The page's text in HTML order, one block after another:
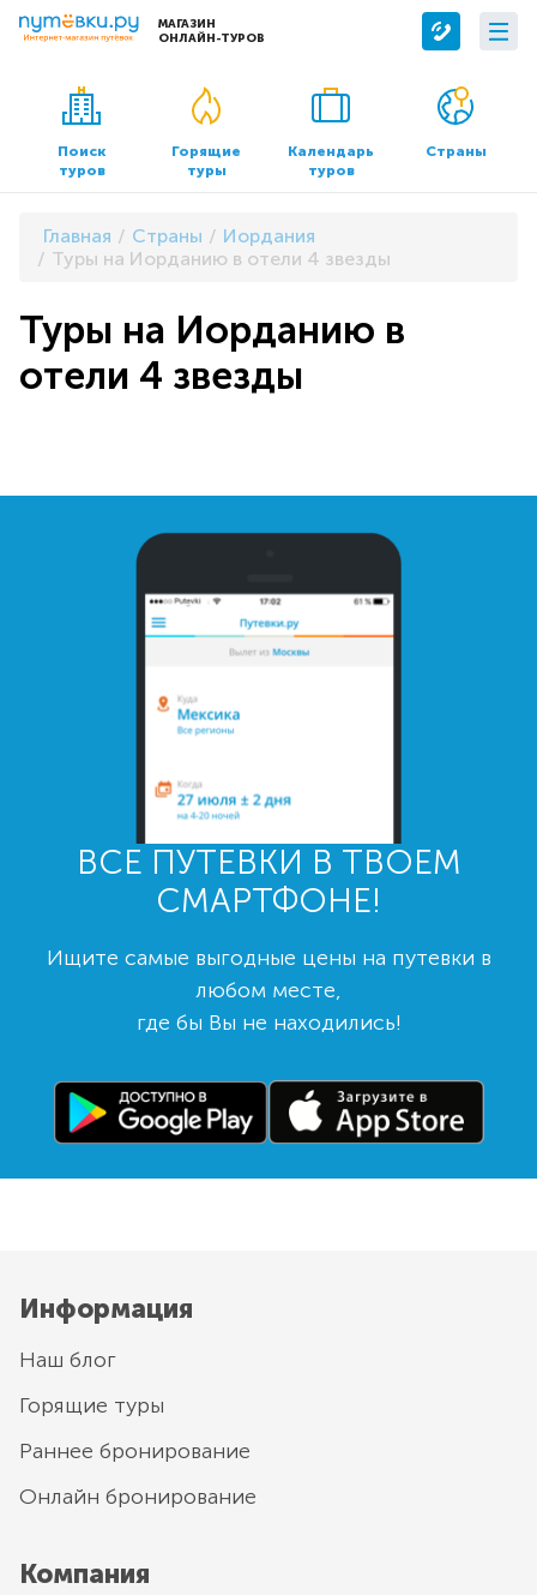
МАГАЗИН
ОНЛАЙН-ТУРОВ
Сервисы
Бронирование отелей
Трансфер
О компании
О нас
Контакты
Документы и реквизиты
Поиск
туров
Горящие
туры
Календарь
туров
Страны
Главная Страны
Иордания
Туры на Иорданию в отели 4 звезды
Туры на Иорданию в
отели 4 звезды
ВСЕ ПУТЕВКИ В ТВОЕМ
СМАРТФОНЕ!
Ищите самые выгодные цены на путевки в
любом месте,
где бы Вы не находились!
Информация
Наш блог
Горящие туры
Раннее бронирование
Онлайн бронирование
Компания